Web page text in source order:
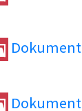
Dokument
Dokument